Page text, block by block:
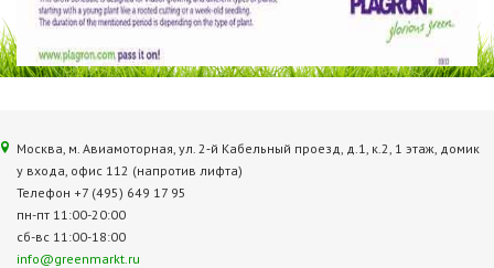
Москва, м. Авиамоторная, ул. 2‑й Кабельный проезд, д.1, к.2, 1 этаж, домик
у входа, офис 112 (напротив лифта)
Телефон +7 (495) 649 17 95
пн-пт 11:00-20:00
сб-вс 11:00-18:00
info@greenmarkt.ru